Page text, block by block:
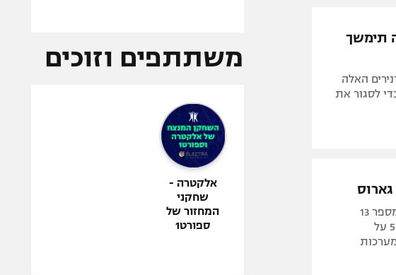
תימשך
בטורנירים האלה
לסגור את
שחזור הגמר מ-2012: השור ממאיורקה רחוק משחק אחד מתואר מספר 13
בצרפת והשוואת תארי הגרנד סלאם של פדרר לאחר 3:6, 3:6 ו-5:7 על
משתתפים וזוכים
אלקטרה -
שחקני
המחזור של
ספורט1